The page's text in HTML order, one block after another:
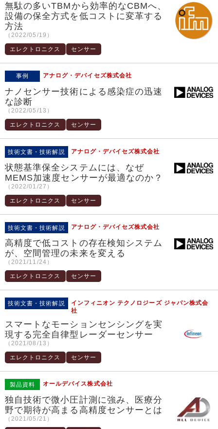
無駄の多いTBMから効率的なCBMへ、
設備の保全方式を低コストに変革する
方法
（2022/05/19）
エレクトロニクス センサー
事例 アナログ・デバイセズ株式会社
ナノセンサー技術による感染症の迅速
な診断
（2022/05/13）
エレクトロニクス センサー
技術文書・技術解説 アナログ・デバイセズ株式会社
状態基準保全システムには、なぜ
MEMS加速度センサーが最適なのか？
（2022/01/27）
エレクトロニクス センサー
技術文書・技術解説 アナログ・デバイセズ株式会社
高精度で低コストの存在検知システム
が、空間管理の未来を変える
（2021/11/24）
エレクトロニクス センサー
技術文書・技術解説
インフィニオン テクノロジーズ ジャパン株式会
社
スマートなモーションセンシングを実
現する完全自律型レーダーセンサー
（2021/08/13）
エレクトロニクス センサー
製品資料 オールデバイス株式会社
独自技術で微小圧計測に強み、医療分
野で期待が高まる高精度センサーとは
（2021/05/21）